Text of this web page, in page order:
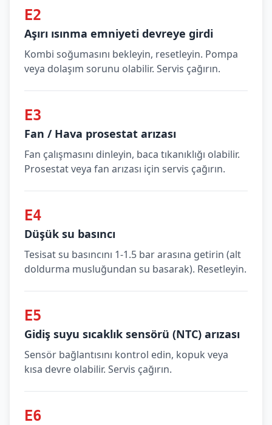
E2
Aşırı ısınma emniyeti devreye girdi
Kombi soğumasını bekleyin, resetleyin. Pompa
veya dolaşım sorunu olabilir. Servis çağırın.
E3
Fan / Hava prosestat arızası
Fan çalışmasını dinleyin, baca tıkanıklığı olabilir.
Prosestat veya fan arızası için servis çağırın.
E4
Düşük su basıncı
Tesisat su basıncını 1-1.5 bar arasına getirin (alt
doldurma musluğundan su basarak). Resetleyin.
E5
Gidiş suyu sıcaklık sensörü (NTC) arızası
Sensör bağlantısını kontrol edin, kopuk veya
kısa devre olabilir. Servis çağırın.
E6